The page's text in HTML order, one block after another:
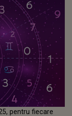
pentru fiecare